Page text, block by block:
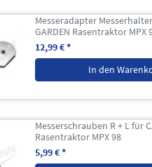
Messeradapter
GARDEN Rasentraktor MPX
12,99 € *
In den
Messerschrauben R + L für
Rasentraktor MPX 98
5,99 € *